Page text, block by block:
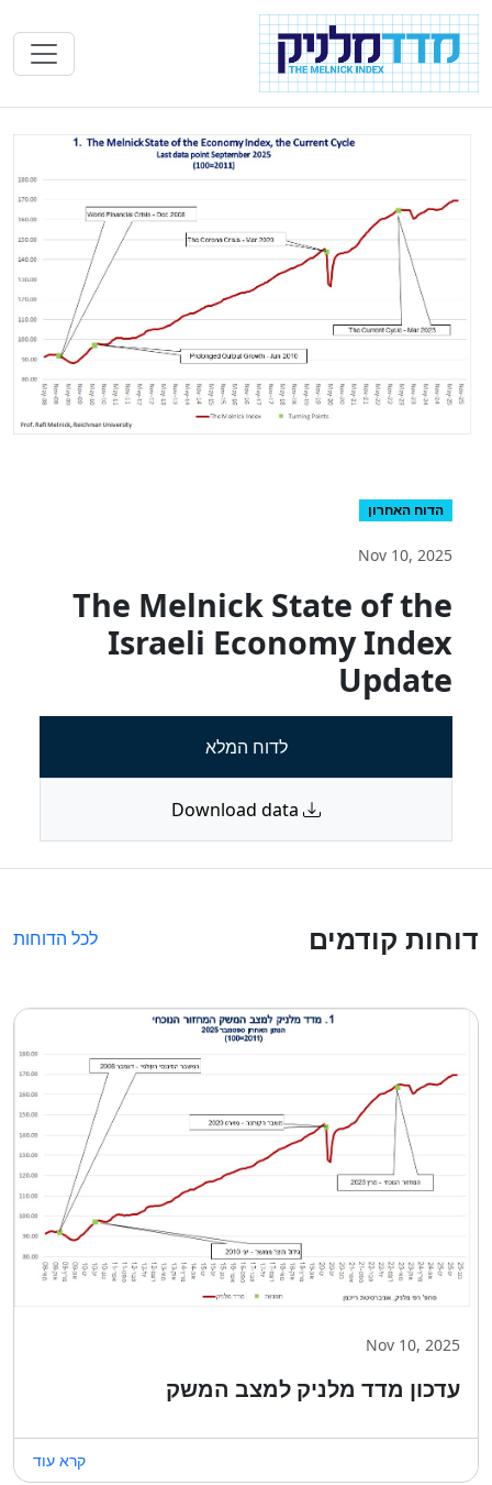
הדוח האחרון
Nov 10, 2025
The Melnick State of the
Israeli Economy Index
Update
לדוח המלא
דוחות קודמים לכל הדוחות
Nov 10, 2025
עדכון מדד מלניק למצב המשק
קרא עוד